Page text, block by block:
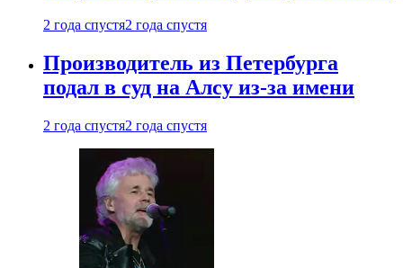
2 года спустя2 года спустя
Производитель из Петербурга
подал в суд на Алсу из-за имени
2 года спустя2 года спустя